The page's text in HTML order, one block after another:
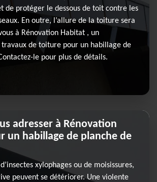
de protéger le dessous de toit contre les
En outre, l’allure de la toiture sera
à Rénovation Habitat , un
travaux de toiture pour un habillage de
le pour plus de détails.
adresser à Rénovation
un habillage de planche de
xylophages ou de moisissures,
peuvent se détériorer. Une violente